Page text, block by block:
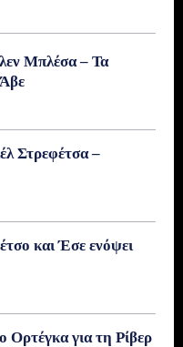
Μπλέσα – Τα
Στρεφέτσα –
και Έσε ενόψει
Ορτέγκα για τη Ρίβερ